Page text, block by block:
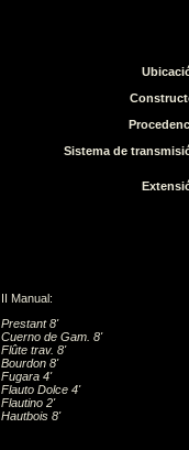
Sistema de
II Manual:
Prestant 8'
Cuerno de Gam. 8'
Flûte trav. 8'
Bourdon 8'
Fugara 4'
Flauto Dolce 4'
Flautino 2'
Hautbois 8'